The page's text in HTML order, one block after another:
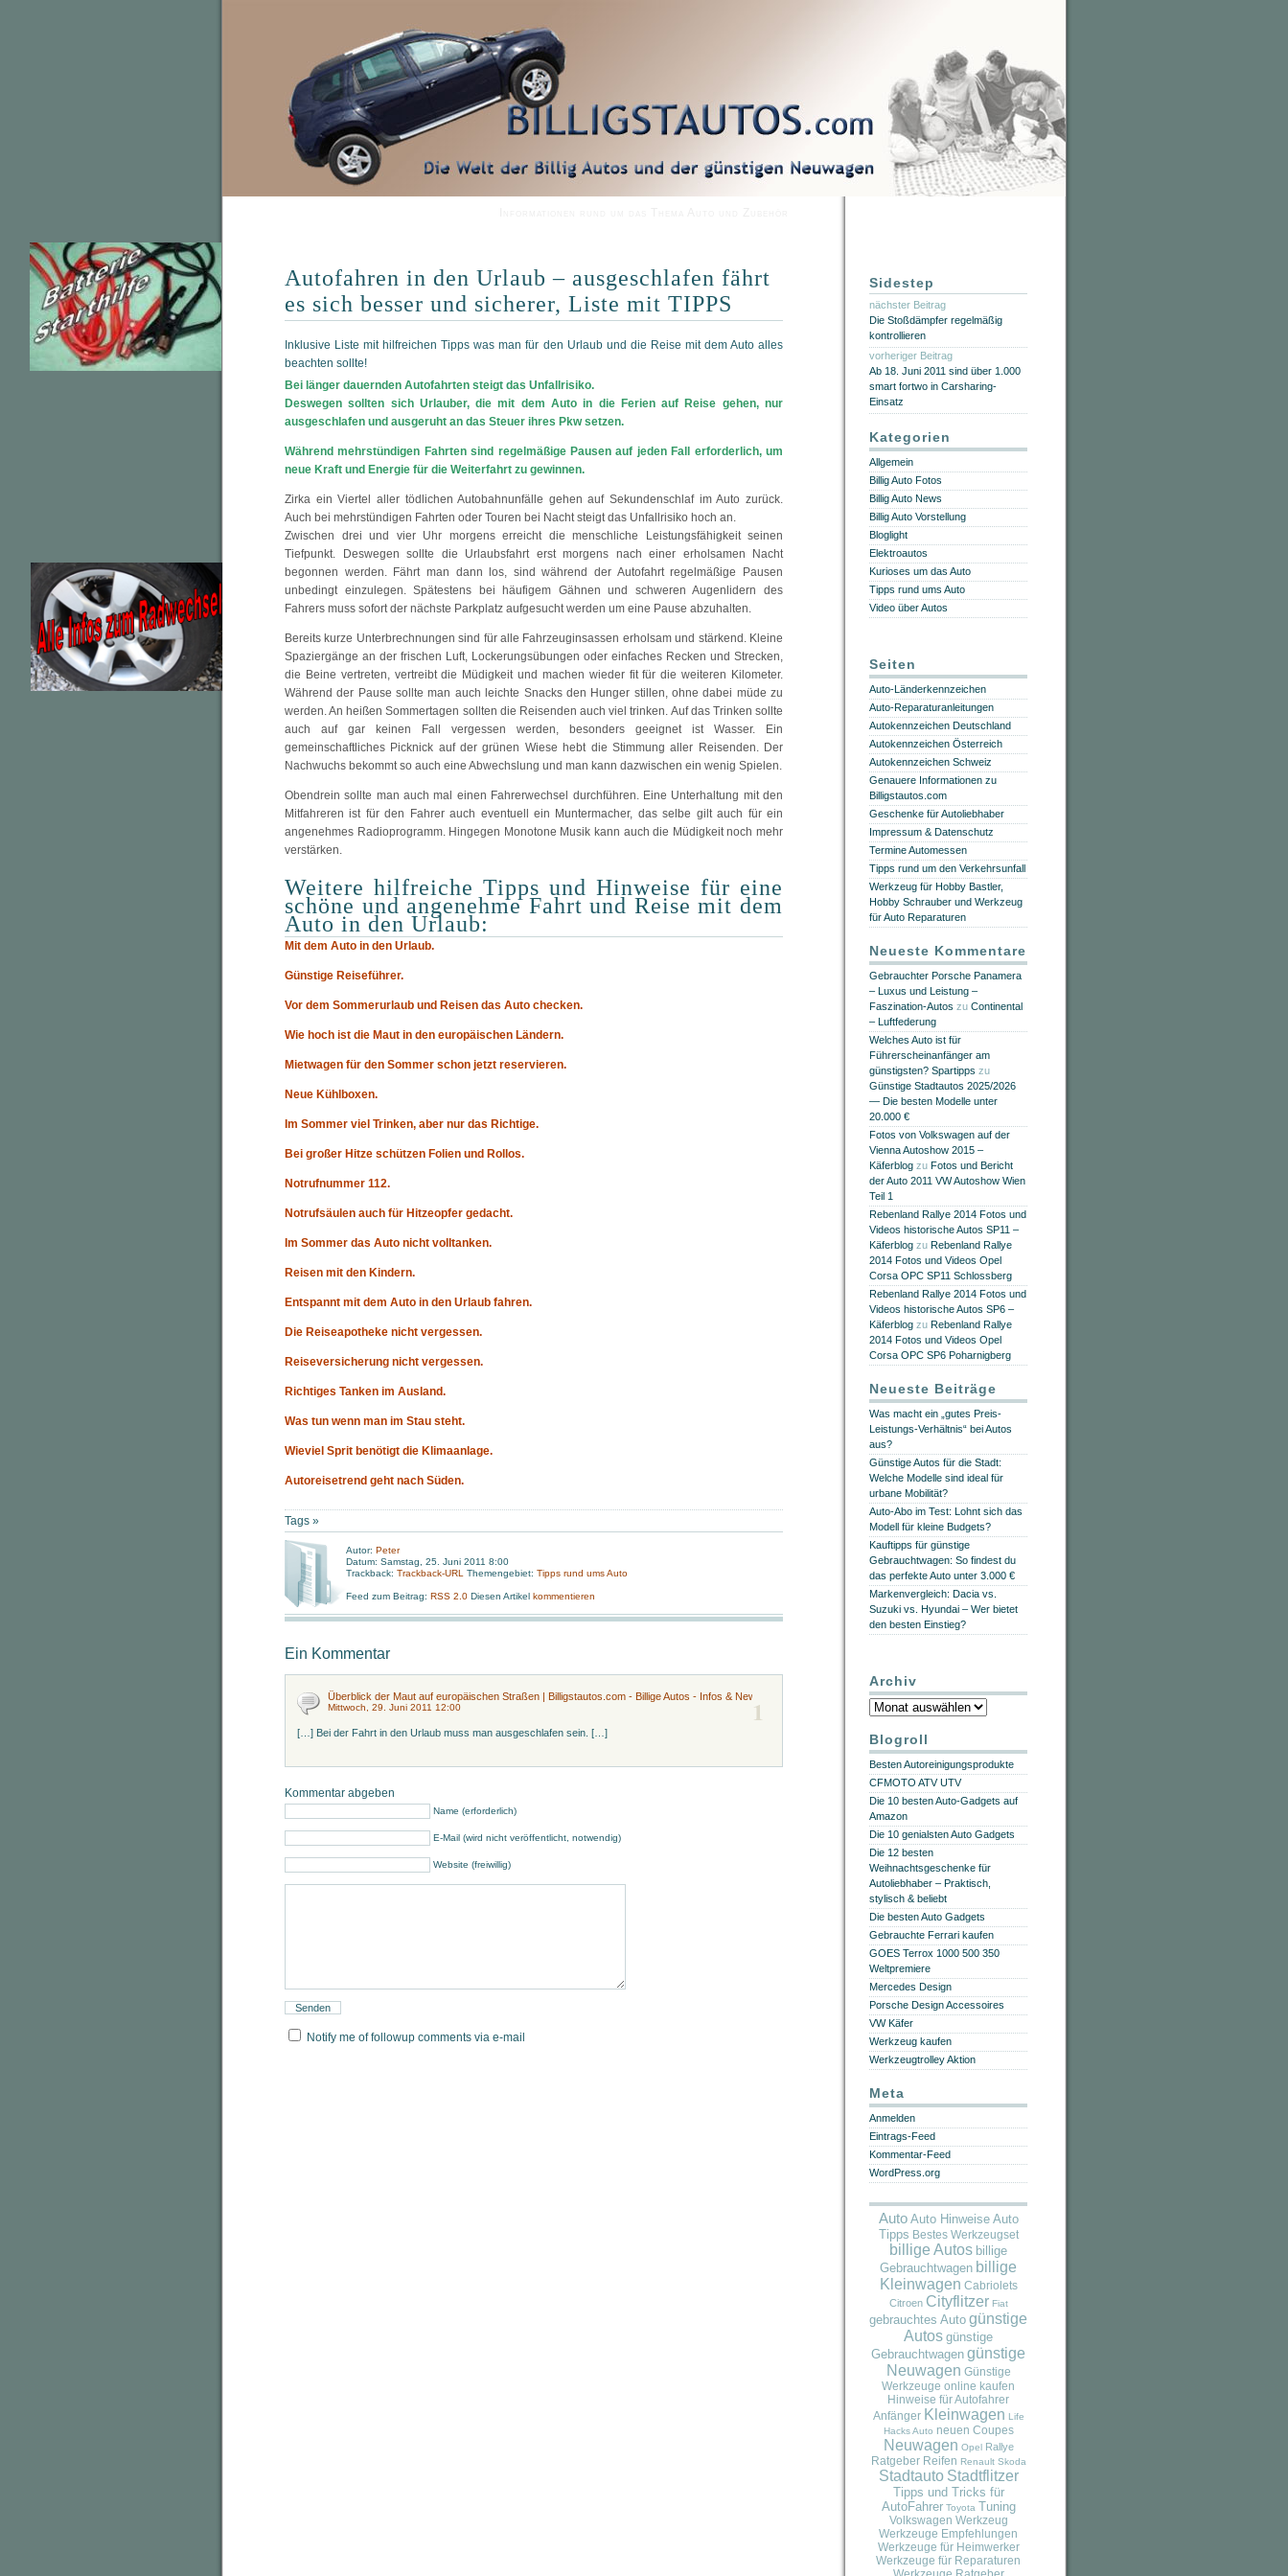
Autofahren in den Urlaub – ausgeschlafen fährt
es sich besser und sicherer, Liste mit TIPPS
Inklusive Liste mit hilfreichen Tipps was man für den Urlaub und die Reise mit dem Auto alles
beachten sollte!
Bei länger dauernden Autofahrten steigt das Unfallrisiko.
Deswegen sollten sich Urlauber, die mit dem Auto in die Ferien auf Reise gehen, nur
ausgeschlafen und ausgeruht an das Steuer ihres Pkw setzen.
Während mehrstündigen Fahrten sind regelmäßige Pausen auf jeden Fall erforderlich, um
neue Kraft und Energie für die Weiterfahrt zu gewinnen.
Zirka ein Viertel aller tödlichen Autobahnunfälle gehen auf Sekundenschlaf im Auto zurück.
Auch bei mehrstündigen Fahrten oder Touren bei Nacht steigt das Unfallrisiko hoch an.
Zwischen drei und vier Uhr morgens erreicht die menschliche Leistungsfähigkeit seinen
Tiefpunkt. Deswegen sollte die Urlaubsfahrt erst morgens nach einer erholsamen Nacht
begonnen werden. Fährt man dann los, sind während der Autofahrt regelmäßige Pausen
unbedingt einzulegen. Spätestens bei häufigem Gähnen und schweren Augenlidern des
Fahrers muss sofort der nächste Parkplatz aufgesucht werden um eine Pause abzuhalten.
Bereits kurze Unterbrechnungen sind für alle Fahrzeuginsassen erholsam und stärkend. Kleine
Spaziergänge an der frischen Luft, Lockerungsübungen oder einfaches Recken und Strecken,
die Beine vertreten, vertreibt die Müdigkeit und machen wieder fit für die weiteren Kilometer.
Während der Pause sollte man auch leichte Snacks den Hunger stillen, ohne dabei müde zu
werden. An heißen Sommertagen sollten die Reisenden auch viel trinken. Auf das Trinken sollte
auch auf gar keinen Fall vergessen werden, besonders geeignet ist Wasser. Ein
gemeinschaftliches Picknick auf der grünen Wiese hebt die Stimmung aller Reisenden. Der
Nachwuchs bekommt so auch eine Abwechslung und man kann dazwischen ein wenig Spielen.
Obendrein sollte man auch mal einen Fahrerwechsel durchführen. Eine Unterhaltung mit den
Mitfahreren ist für den Fahrer auch eventuell ein Muntermacher, das selbe gilt auch für ein
angenehmes Radioprogramm. Hingegen Monotone Musik kann auch die Müdigkeit noch mehr
verstärken.
Weitere hilfreiche Tipps und Hinweise für eine
schöne und angenehme Fahrt und Reise mit dem
Auto in den Urlaub:
Mit dem Auto in den Urlaub.
Günstige Reiseführer.
Vor dem Sommerurlaub und Reisen das Auto checken.
Wie hoch ist die Maut in den europäischen Ländern.
Mietwagen für den Sommer schon jetzt reservieren.
Neue Kühlboxen.
Im Sommer viel Trinken, aber nur das Richtige.
Bei großer Hitze schützen Folien und Rollos.
Notrufnummer 112.
Notrufsäulen auch für Hitzeopfer gedacht.
Im Sommer das Auto nicht volltanken.
Reisen mit den Kindern.
Entspannt mit dem Auto in den Urlaub fahren.
Die Reiseapotheke nicht vergessen.
Reiseversicherung nicht vergessen.
Richtiges Tanken im Ausland.
Was tun wenn man im Stau steht.
Wieviel Sprit benötigt die Klimaanlage.
Autoreisetrend geht nach Süden.
Tags »
Autor: Peter
Datum: Samstag, 25. Juni 2011 8:00
Trackback: Trackback-URL Themengebiet: Tipps rund ums Auto
Feed zum Beitrag: RSS 2.0 Diesen Artikel kommentieren
Ein Kommentar
Überblick der Maut auf europäischen Straßen | Billigstautos.com - Billige Autos - Infos & News
Mittwoch, 29. Juni 2011 12:00 1
[…] Bei der Fahrt in den Urlaub muss man ausgeschlafen sein. […]
Kommentar abgeben
Name (erforderlich)
E-Mail (wird nicht veröffentlicht, notwendig)
Website (freiwillig)
Notify me of followup comments via e-mail
Sidestep
nächster Beitrag
Die Stoßdämpfer regelmäßig
kontrollieren
vorheriger Beitrag
Ab 18. Juni 2011 sind über 1.000
smart fortwo in Carsharing-
Einsatz
Kategorien
Allgemein
Billig Auto Fotos
Billig Auto News
Billig Auto Vorstellung
Bloglight
Elektroautos
Kurioses um das Auto
Tipps rund ums Auto
Video über Autos
Seiten
Auto-Länderkennzeichen
Auto-Reparaturanleitungen
Autokennzeichen Deutschland
Autokennzeichen Österreich
Autokennzeichen Schweiz
Genauere Informationen zu
Billigstautos.com
Geschenke für Autoliebhaber
Impressum & Datenschutz
Termine Automessen
Tipps rund um den Verkehrsunfall
Werkzeug für Hobby Bastler,
Hobby Schrauber und Werkzeug
für Auto Reparaturen
Neueste Kommentare
Gebrauchter Porsche Panamera
– Luxus und Leistung –
Faszination-Autos zu Continental
– Luftfederung
Welches Auto ist für
Führerscheinanfänger am
günstigsten? Spartipps zu
Günstige Stadtautos 2025/2026
— Die besten Modelle unter
20.000 €
Fotos von Volkswagen auf der
Vienna Autoshow 2015 –
Käferblog zu Fotos und Bericht
der Auto 2011 VW Autoshow Wien
Teil 1
Rebenland Rallye 2014 Fotos und
Videos historische Autos SP11 –
Käferblog zu Rebenland Rallye
2014 Fotos und Videos Opel
Corsa OPC SP11 Schlossberg
Rebenland Rallye 2014 Fotos und
Videos historische Autos SP6 –
Käferblog zu Rebenland Rallye
2014 Fotos und Videos Opel
Corsa OPC SP6 Poharnigberg
Neueste Beiträge
Was macht ein „gutes Preis-
Leistungs-Verhältnis“ bei Autos
aus?
Günstige Autos für die Stadt:
Welche Modelle sind ideal für
urbane Mobilität?
Auto-Abo im Test: Lohnt sich das
Modell für kleine Budgets?
Kauftipps für günstige
Gebrauchtwagen: So findest du
das perfekte Auto unter 3.000 €
Markenvergleich: Dacia vs.
Suzuki vs. Hyundai – Wer bietet
den besten Einstieg?
Archiv
Archiv
Blogroll
Besten Autoreinigungsprodukte
CFMOTO ATV UTV
Die 10 besten Auto-Gadgets auf
Amazon
Die 10 genialsten Auto Gadgets
Die 12 besten
Weihnachtsgeschenke für
Autoliebhaber – Praktisch,
stylisch & beliebt
Die besten Auto Gadgets
Gebrauchte Ferrari kaufen
GOES Terrox 1000 500 350
Weltpremiere
Mercedes Design
Porsche Design Accessoires
VW Käfer
Werkzeug kaufen
Werkzeugtrolley Aktion
Meta
Anmelden
Eintrags-Feed
Kommentar-Feed
WordPress.org
Auto Auto Hinweise Auto
Tipps Bestes Werkzeugset
billige Autos billige
Gebrauchtwagen billige
Kleinwagen Cabriolets
Citroen Cityflitzer Fiat
gebrauchtes Auto günstige
Autos günstige
Gebrauchtwagen günstige
Neuwagen Günstige
Werkzeuge online kaufen
Hinweise für Autofahrer
Anfänger Kleinwagen Life
Hacks Auto neuen Coupes
Neuwagen Opel Rallye
Ratgeber Reifen Renault Skoda
Stadtauto Stadtflitzer
Tipps und Tricks für
AutoFahrer Toyota Tuning
Volkswagen Werkzeug
Werkzeuge Empfehlungen
Werkzeuge für Heimwerker
Werkzeuge für Reparaturen